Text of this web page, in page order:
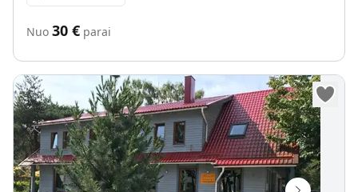
Nuo 30 € parai